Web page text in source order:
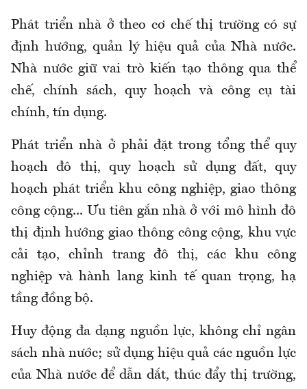
Phát triển nhà ở theo cơ chế thị trường có sự
định hướng, quản lý hiệu quả của Nhà nước.
Nhà nước giữ vai trò kiến tạo thông qua thể
chế, chính sách, quy hoạch và công cụ tài
chính, tín dụng.
Phát triển nhà ở phải đặt trong tổng thể quy
hoạch đô thị, quy hoạch sử dụng đất, quy
hoạch phát triển khu công nghiệp, giao thông
công cộng... Ưu tiên gắn nhà ở với mô hình đô
thị định hướng giao thông công cộng, khu vực
cải tạo, chỉnh trang đô thị, các khu công
nghiệp và hành lang kinh tế quan trọng, hạ
tầng đồng bộ.
Huy động đa dạng nguồn lực, không chỉ ngân
sách nhà nước; sử dụng hiệu quả các nguồn lực
của Nhà nước để dẫn dắt, thúc đẩy thị trường,